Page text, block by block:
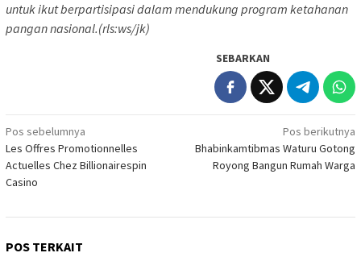
untuk ikut berpartisipasi dalam mendukung program ketahanan
pangan nasional.(rls:ws/jk)
SEBARKAN
Navigasi
pos
Pos sebelumnya
Les Offres Promotionnelles
Actuelles Chez Billionairespin
Casino
Pos berikutnya
Bhabinkamtibmas Waturu Gotong
Royong Bangun Rumah Warga
POS TERKAIT